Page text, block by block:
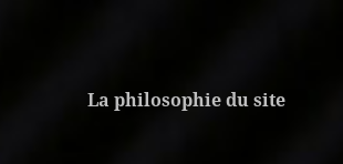
La philosophie du site